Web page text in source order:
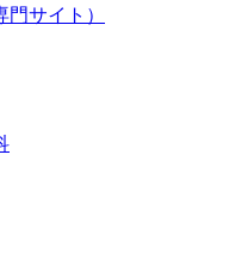
サイト）